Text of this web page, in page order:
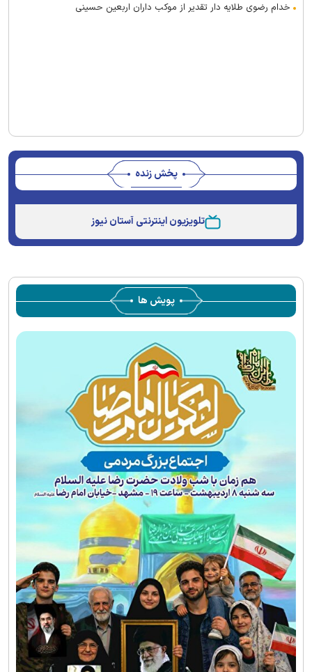
خدام رضوی طلایه دار تقدیر از موکب داران اربعین حسینی
پخش زنده
تلویزیون اینترنتی آستان نیوز
پویش ها